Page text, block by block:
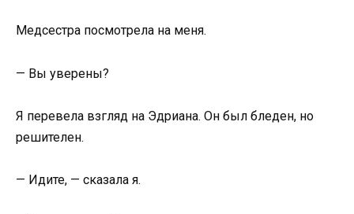
Медсестра посмотрела на меня.
— Вы уверены?
Я перевела взгляд на Эдриана. Он был бледен, но
решителен.
— Идите, — сказала я.